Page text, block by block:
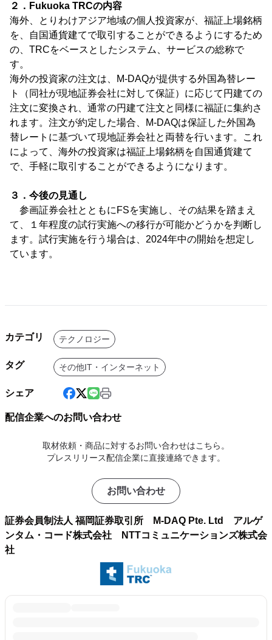
２．Fukuoka TRCの内容
海外、とりわけアジア地域の個人投資家が、福証上場銘柄
を、自国通貨建てで取引することができるようにするため
の、TRCをベースとしたシステム、サービスの総称で
す。
海外の投資家の注文は、M-DAQが提供する外国為替レー
ト（同社が現地証券会社に対して保証）に応じて円建ての
注文に変換され、通常の円建て注文と同様に福証に集約さ
れます。注文が約定した場合、M-DAQは保証した外国為
替レートに基づいて現地証券会社と両替を行います。これ
によって、海外の投資家は福証上場銘柄を自国通貨建て
で、手軽に取引することができるようになります。
３．今後の見通し
参画証券会社とともにFSを実施し、その結果を踏まえ
て、１年程度の試行実施への移行が可能かどうかを判断し
ます。試行実施を行う場合は、2024年中の開始を想定し
ています。
カテゴリ テクノロジー
タグ その他IT・インターネット
シェア
配信企業へのお問い合わせ
取材依頼・商品に対するお問い合わせはこちら。
プレスリリース配信企業に直接連絡できます。
お問い合わせ
証券会員制法人 福岡証券取引所 M-DAQ Pte. Ltd アルゲ
ンタム・コード株式会社 NTTコミュニケーションズ株式会
社